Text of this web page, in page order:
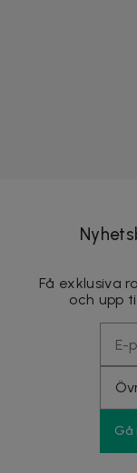
Få exklusiva
och upp
Gå